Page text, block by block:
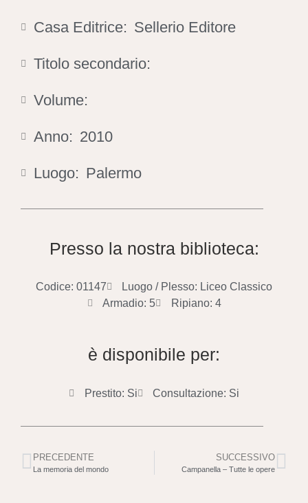
Casa Editrice: Sellerio Editore
Titolo secondario:
Volume:
Anno: 2010
Luogo: Palermo
Presso la nostra biblioteca:
Codice: 01147
Luogo / Plesso: Liceo Classico
Armadio: 5
Ripiano: 4
è disponibile per:
Prestito: Si Consultazione: Si
PRECEDENTE
La memoria del mondo
SUCCESSIVO
Campanella – Tutte le opere